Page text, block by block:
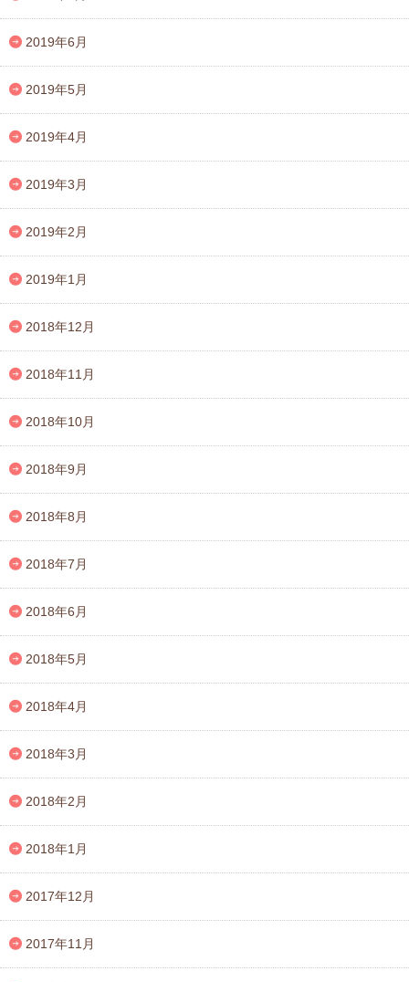
2019年6月
2019年5月
2019年4月
2019年3月
2019年2月
2019年1月
2018年12月
2018年11月
2018年10月
2018年9月
2018年8月
2018年7月
2018年6月
2018年5月
2018年4月
2018年3月
2018年2月
2018年1月
2017年12月
2017年11月